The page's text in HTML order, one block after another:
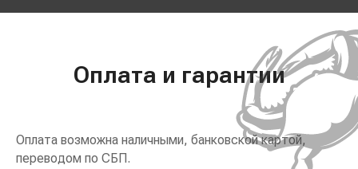
Оплата и гарантии
Оплата возможна наличными, банковской картой,
переводом по СБП.